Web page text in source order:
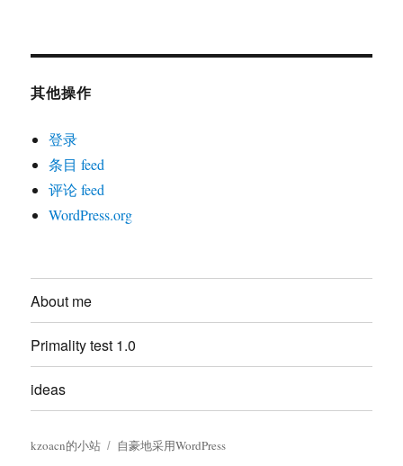
其他操作
登录
条目 feed
评论 feed
WordPress.org
About me
Primality test 1.0
ideas
kzoacn的小站 自豪地采用WordPress